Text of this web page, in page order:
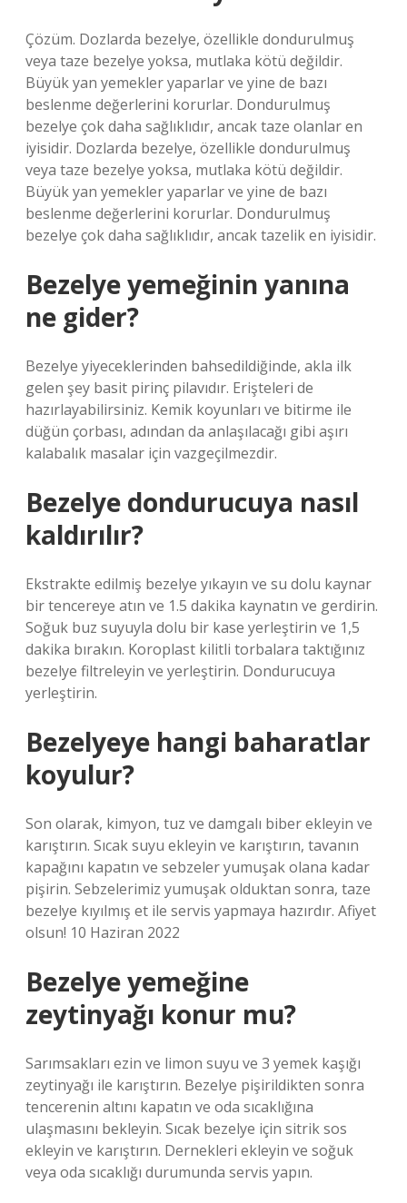
Çözüm. Dozlarda bezelye, özellikle dondurulmuş
veya taze bezelye yoksa, mutlaka kötü değildir.
Büyük yan yemekler yaparlar ve yine de bazı
beslenme değerlerini korurlar. Dondurulmuş
bezelye çok daha sağlıklıdır, ancak taze olanlar en
iyisidir. Dozlarda bezelye, özellikle dondurulmuş
veya taze bezelye yoksa, mutlaka kötü değildir.
Büyük yan yemekler yaparlar ve yine de bazı
beslenme değerlerini korurlar. Dondurulmuş
bezelye çok daha sağlıklıdır, ancak tazelik en iyisidir.
Bezelye yemeğinin yanına
ne gider?
Bezelye yiyeceklerinden bahsedildiğinde, akla ilk
gelen şey basit pirinç pilavıdır. Erişteleri de
hazırlayabilirsiniz. Kemik koyunları ve bitirme ile
düğün çorbası, adından da anlaşılacağı gibi aşırı
kalabalık masalar için vazgeçilmezdir.
Bezelye dondurucuya nasıl
kaldırılır?
Ekstrakte edilmiş bezelye yıkayın ve su dolu kaynar
bir tencereye atın ve 1.5 dakika kaynatın ve gerdirin.
Soğuk buz suyuyla dolu bir kase yerleştirin ve 1,5
dakika bırakın. Koroplast kilitli torbalara taktığınız
bezelye filtreleyin ve yerleştirin. Dondurucuya
yerleştirin.
Bezelyeye hangi baharatlar
koyulur?
Son olarak, kimyon, tuz ve damgalı biber ekleyin ve
karıştırın. Sıcak suyu ekleyin ve karıştırın, tavanın
kapağını kapatın ve sebzeler yumuşak olana kadar
pişirin. Sebzelerimiz yumuşak olduktan sonra, taze
bezelye kıyılmış et ile servis yapmaya hazırdır. Afiyet
olsun! 10 Haziran 2022
Bezelye yemeğine
zeytinyağı konur mu?
Sarımsakları ezin ve limon suyu ve 3 yemek kaşığı
zeytinyağı ile karıştırın. Bezelye pişirildikten sonra
tencerenin altını kapatın ve oda sıcaklığına
ulaşmasını bekleyin. Sıcak bezelye için sitrik sos
ekleyin ve karıştırın. Dernekleri ekleyin ve soğuk
veya oda sıcaklığı durumunda servis yapın.